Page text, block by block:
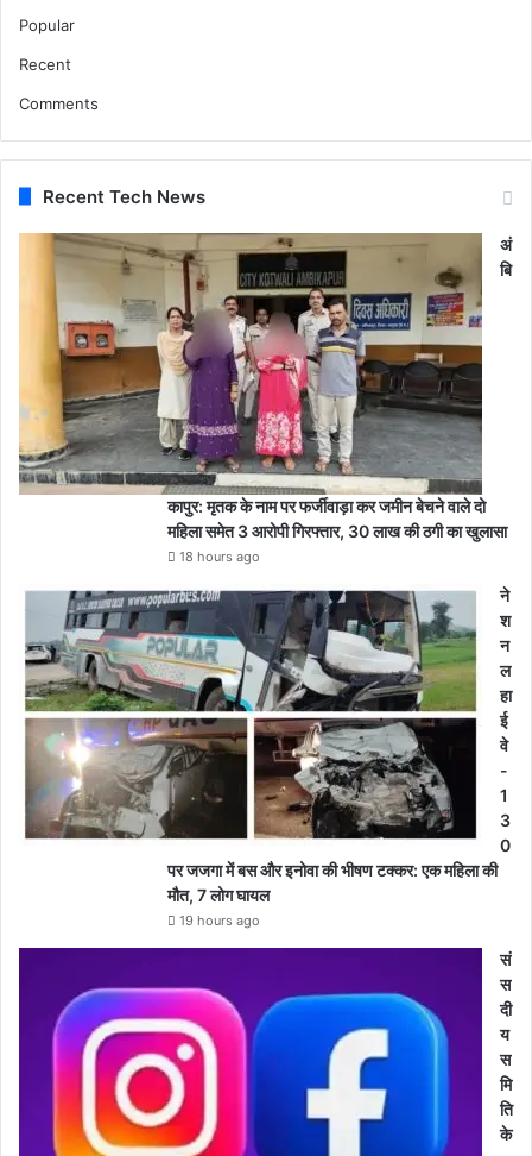
Popular
Recent
Comments
Recent Tech News
अं
बि
कापुर: मृतक के नाम पर फर्जीवाड़ा कर जमीन बेचने वाले दो
महिला समेत 3 आरोपी गिरफ्तार, 30 लाख की ठगी का खुलासा
18 hours ago
ने
श
न
ल
हा
ई
वे
-
1
3
0
पर जजगा में बस और इनोवा की भीषण टक्कर: एक महिला की
मौत, 7 लोग घायल
19 hours ago
सं
स
दी
य
स
मि
ति
के